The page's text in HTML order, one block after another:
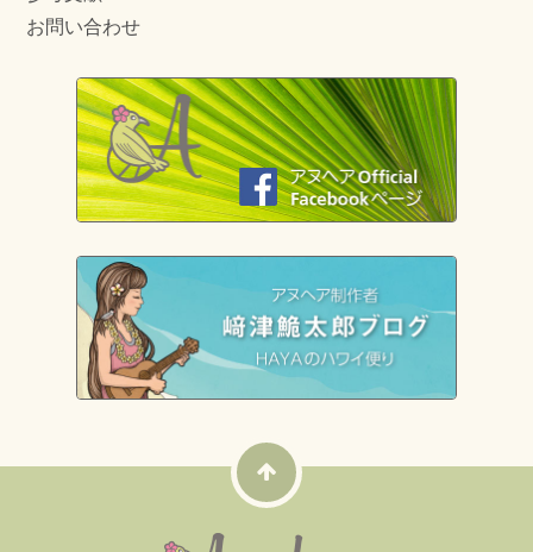
お問い合わせ